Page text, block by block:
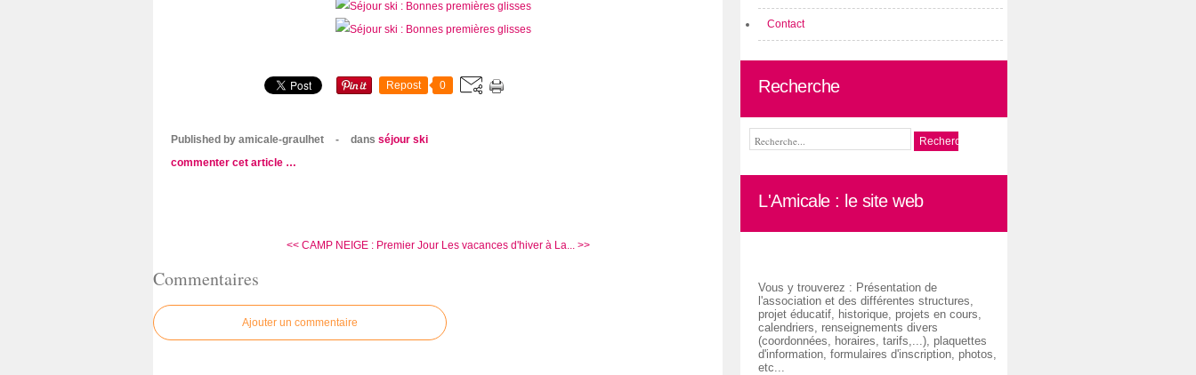
Repost 0
Published by amicale-graulhet - dans séjour ski
commenter cet article …
<< CAMP NEIGE : Premier Jour Les vacances d'hiver à La... >>
Commentaires
Ajouter un commentaire
Contact
Recherche
L'Amicale : le site web
Vous y trouverez : Présentation de
l'association et des différentes structures,
projet éducatif, historique, projets en cours,
calendriers, renseignements divers
(coordonnées, horaires, tarifs,...), plaquettes
d'information, formulaires d'inscription, photos,
etc...